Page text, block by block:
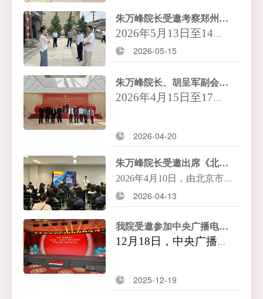
元食品股份有限公司，就工厂适
旅化改造情况开展考察调研，并
围绕“推进工业旅游高质量发
朱万峰院长受邀考察郑州市航空港区洧川镇与开封市启封故园等文旅项目
2026年5月13日至14
日，朱万峰院长受邀前
市航空港区洧川镇、开
封市启封故园文旅项
2026-05-15
朱万峰院长、胡呈军副会长一行受邀考察长治市红色旅游资源与漳泽湖国家湿地公园等项目
2026年4月15日至17
中国红色文化研究会副
受邀赴山西省长治市，
实地考察红色旅游资源
及漳泽湖国家湿地公园
2026-04-20
朱万峰院长受邀出席《北京市工业厂区（产业园区）适旅化改造指引》宣贯会并作案例分享
2026年4月10日，由北京市经
济和信息化局、北京市文化
业厂区（产业园区）适旅化
改造指引》宣贯会在知蜂堂
峰在会上作了题为《准备好
2026-04-13
我院受邀参加中央广播电视总台2026“大春晚季”版权文创合作暨马年春晚吉祥物发布活动
12 月 18 日，中央广播电
大春晚季版权文创合作
2025-12-19